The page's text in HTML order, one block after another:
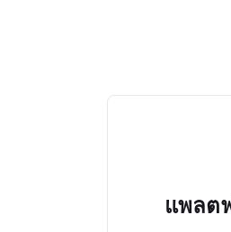
แพลต